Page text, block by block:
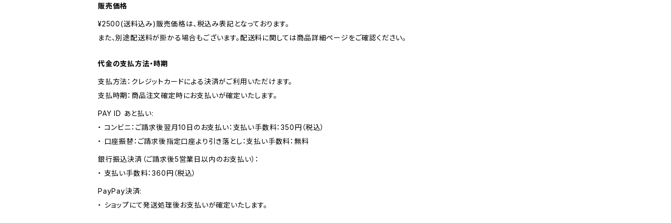
販売価格
¥2500(送料込み)販売価格は、税込み表記となっております。
また、別途配送料が掛かる場合もございます。配送料に関しては商品詳細ページをご確認ください。
代金の支払方法・時期
支払方法：クレジットカードによる決済がご利用いただけます。
支払時期：商品注文確定時にお支払いが確定いたします。
PAY ID あと払い:
・ コンビニ：ご請求後翌月10日のお支払い：支払い手数料：350円（税込）
・ 口座振替：ご請求後指定口座より引き落とし：支払い手数料：無料
銀行振込決済（ご請求後5営業日以内のお支払い）：
・ 支払い手数料：360円（税込）
PayPay決済:
・ ショップにて発送処理後お支払いが確定いたします。